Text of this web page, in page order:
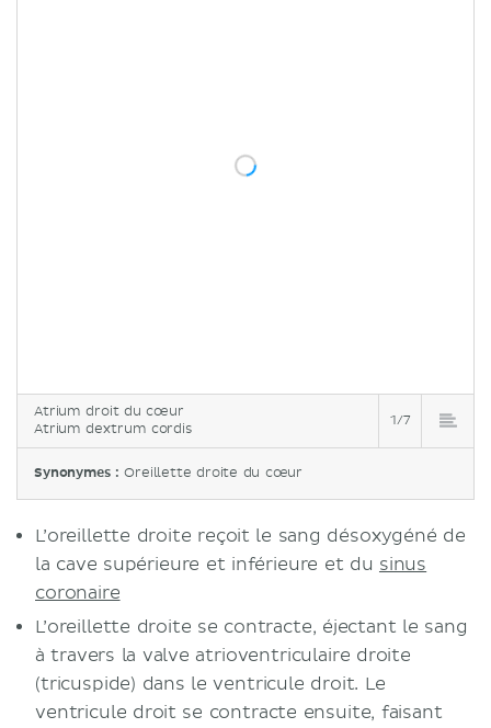
Atrium droit du cœur
Atrium dextrum cordis
1/7
Synonymes :Oreillette droite du cœur
L’oreillette droite reçoit le sang désoxygéné de
la cave supérieure et inférieure et du sinus
coronaire
L’oreillette droite se contracte, éjectant le sang
à travers la valve atrioventriculaire droite
(tricuspide) dans le ventricule droit. Le
ventricule droit se contracte ensuite, faisant